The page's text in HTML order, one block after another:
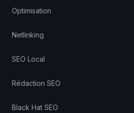
Optimisation
Netlinking
SEO Local
Rédaction SEO
Black Hat SEO